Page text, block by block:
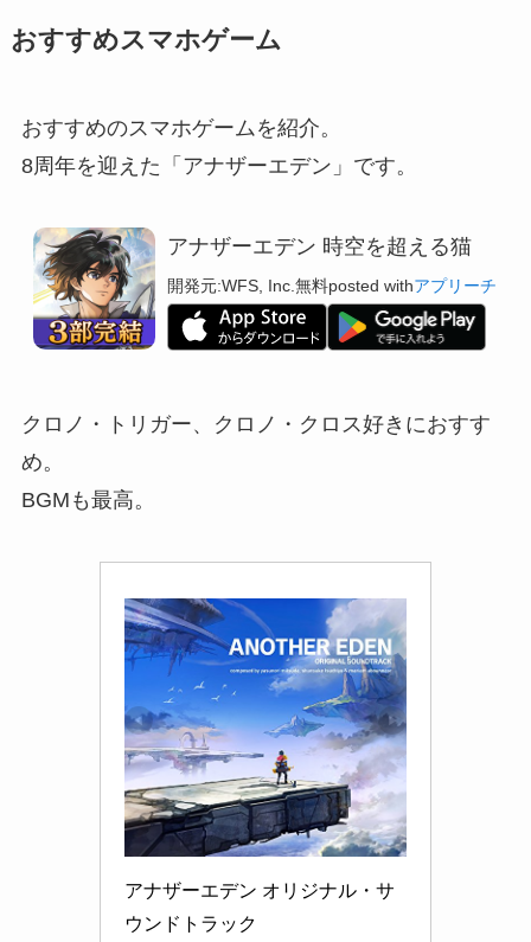
おすすめスマホゲーム
おすすめのスマホゲームを紹介。
8周年を迎えた「アナザーエデン」です。
アナザーエデン 時空を超える猫
開発元:WFS, Inc. 無料posted withアプリーチ
クロノ・トリガー、クロノ・クロス好きにおすす
め。
BGMも最高。
アナザーエデン オリジナル・サ
ウンドトラック